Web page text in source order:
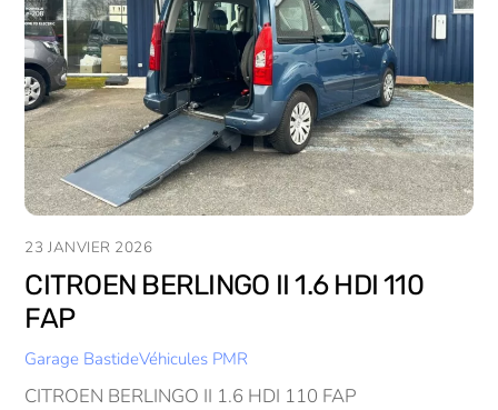
23 JANVIER 2026
CITROEN BERLINGO II 1.6 HDI 110
FAP
Garage BastideVéhicules PMR
CITROEN BERLINGO II 1.6 HDI 110 FAP